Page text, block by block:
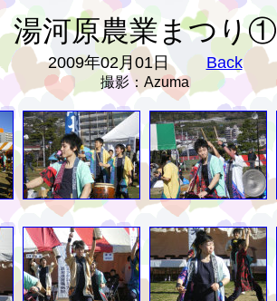
湯河原農業まつり①
2009年02月01日 Back
撮影：Azuma